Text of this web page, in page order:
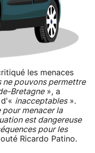
les menaces
ne pouvons permettre
Bretagne», a
inacceptables».
pour menacer la
est dangereuse
pour les
Ricardo Patino.